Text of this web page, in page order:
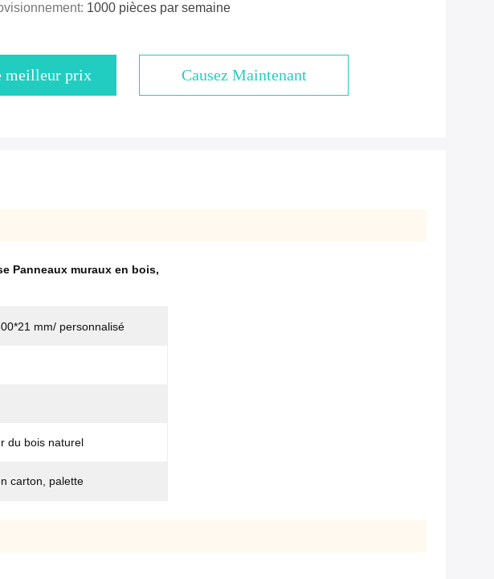
1000 pièces par semaine
meilleur prix Causez Maintenant
Panneaux muraux en bois,
mm/ personnalisé
du bois naturel
carton, palette